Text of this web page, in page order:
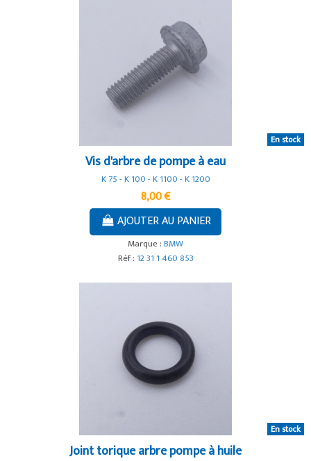
En stock
Vis d'arbre de pompe à eau
K 75 - K 100 - K 1100 - K 1200
8,00 €
AJOUTER AU PANIER
Marque :BMW
Réf : 12 31 1 460 853
En stock
Joint torique arbre pompe à huile